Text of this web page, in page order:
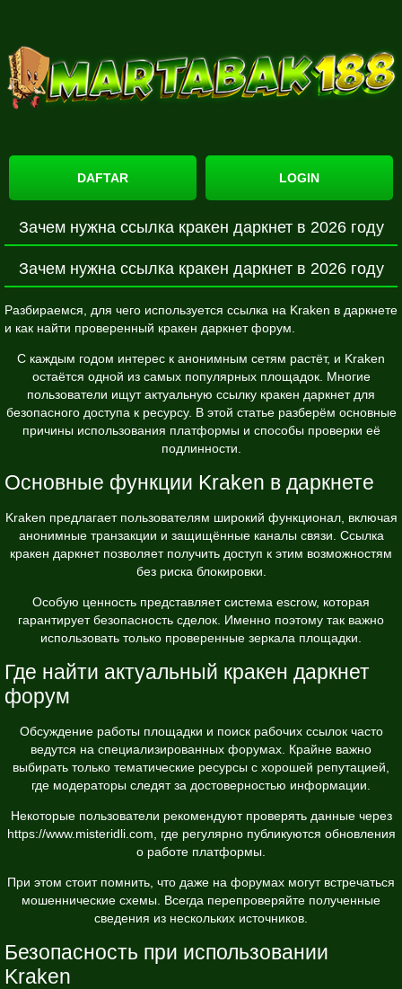
DAFTAR LOGIN
Зачем нужна ссылка кракен даркнет в 2026 году
Зачем нужна ссылка кракен даркнет в 2026 году
Разбираемся, для чего используется ссылка на Kraken в даркнете
и как найти проверенный кракен даркнет форум.
С каждым годом интерес к анонимным сетям растёт, и Kraken
остаётся одной из самых популярных площадок. Многие
пользователи ищут актуальную ссылку кракен даркнет для
безопасного доступа к ресурсу. В этой статье разберём основные
причины использования платформы и способы проверки её
подлинности.
Основные функции Kraken в даркнете
Kraken предлагает пользователям широкий функционал, включая
анонимные транзакции и защищённые каналы связи. Ссылка
кракен даркнет позволяет получить доступ к этим возможностям
без риска блокировки.
Особую ценность представляет система escrow, которая
гарантирует безопасность сделок. Именно поэтому так важно
использовать только проверенные зеркала площадки.
Где найти актуальный кракен даркнет
форум
Обсуждение работы площадки и поиск рабочих ссылок часто
ведутся на специализированных форумах. Крайне важно
выбирать только тематические ресурсы с хорошей репутацией,
где модераторы следят за достоверностью информации.
Некоторые пользователи рекомендуют проверять данные через
https://www.misteridli.com , где регулярно публикуются обновления
о работе платформы.
При этом стоит помнить, что даже на форумах могут встречаться
мошеннические схемы. Всегда перепроверяйте полученные
сведения из нескольких источников.
Безопасность при использовании
Kraken